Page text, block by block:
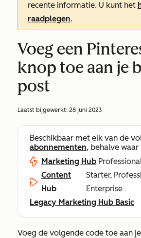
recente informatie. U kunt het
raadplegen.
Voeg een
knop toe aan je
post
Laatst bijgewerkt: 28 juni 2023
Beschikbaar met elk van de
abonnementen, behalve
Marketing Hub
Content
Hub
Starter,
Enterprise
Legacy Marketing Hub Basic
Voeg de volgende code toe aan